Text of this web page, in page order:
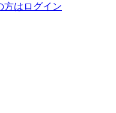
方はログイン